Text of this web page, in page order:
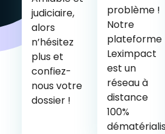
judiciaire,
alors
n’hésitez
plus et
confiez-
nous votre
dossier !
problème !
Notre
plateforme
Leximpact
est un
réseau à
distance
100%